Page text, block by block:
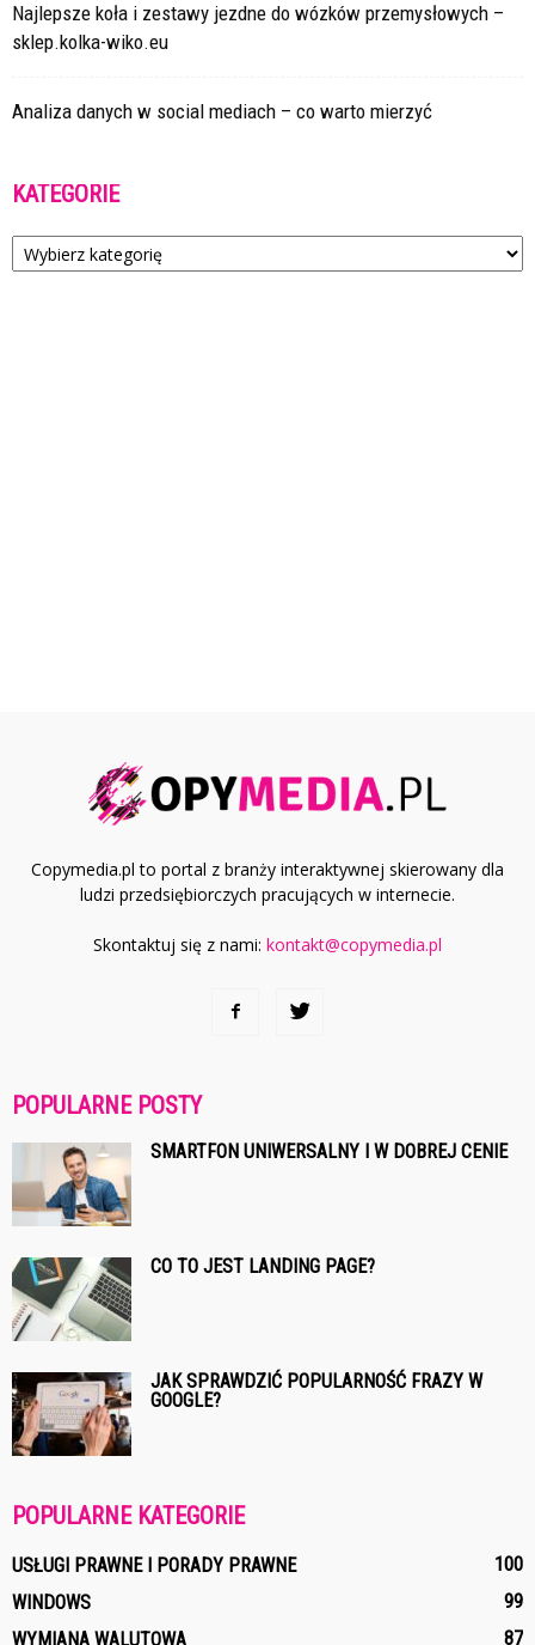
Najlepsze koła i zestawy jezdne do wózków przemysłowych –
sklep.kolka-wiko.eu
Analiza danych w social mediach – co warto mierzyć
KATEGORIE
Kategorie
Copymedia.pl to portal z branży interaktywnej skierowany dla
ludzi przedsiębiorczych pracujących w internecie.
Skontaktuj się z nami: kontakt@copymedia.pl
POPULARNE POSTY
SMARTFON UNIWERSALNY I W DOBREJ CENIE
CO TO JEST LANDING PAGE?
JAK SPRAWDZIĆ POPULARNOŚĆ FRAZY W
GOOGLE?
POPULARNE KATEGORIE
USŁUGI PRAWNE I PORADY PRAWNE
100
WINDOWS
99
WYMIANA WALUTOWA
87